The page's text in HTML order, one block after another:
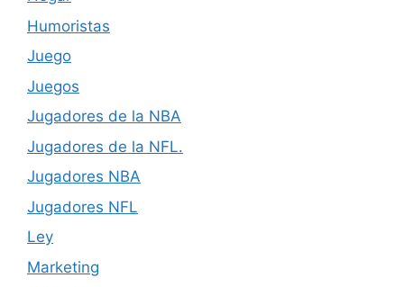
Humoristas
Juego
Juegos
Jugadores de la NBA
Jugadores de la NFL.
Jugadores NBA
Jugadores NFL
Ley
Marketing